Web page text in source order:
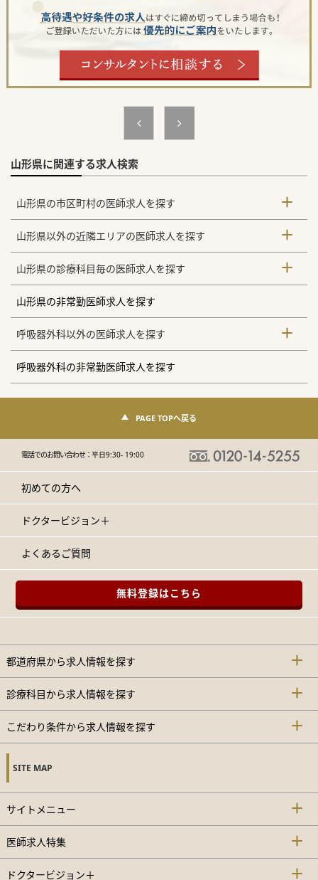
山形県に関連する求人検索
山形県の市区町村の医師求人を探す
山形県以外の近隣エリアの医師求人を探す
山形県の診療科目毎の医師求人を探す
山形県の非常勤医師求人を探す
呼吸器外科以外の医師求人を探す
呼吸器外科の非常勤医師求人を探す
PAGE TOPへ戻る
電話でのお問い合わせ：平日9:30- 19:00
初めての方へ
ドクタービジョン＋
よくあるご質問
無料登録はこちら
都道府県から求人情報を探す
診療科目から求人情報を探す
こだわり条件から求人情報を探す
SITE MAP
サイトメニュー
医師求人特集
ドクタービジョン＋